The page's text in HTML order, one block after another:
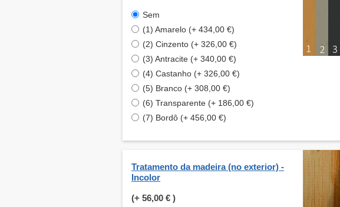
Sem
(1) Amarelo (+ 434,00 €)
(2) Cinzento (+ 326,00 €)
(3) Antracite (+ 340,00 €)
(4) Castanho (+ 326,00 €)
(5) Branco (+ 308,00 €)
(6) Transparente (+ 186,00 €)
(7) Bordô (+ 456,00 €)
Tratamento da madeira (no exterior) -
Incolor
(+ 56,00 € )